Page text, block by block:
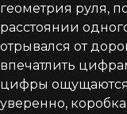
геометрия руля,
расстоянии
отрывался от
впечатлить
цифры
уверенно,